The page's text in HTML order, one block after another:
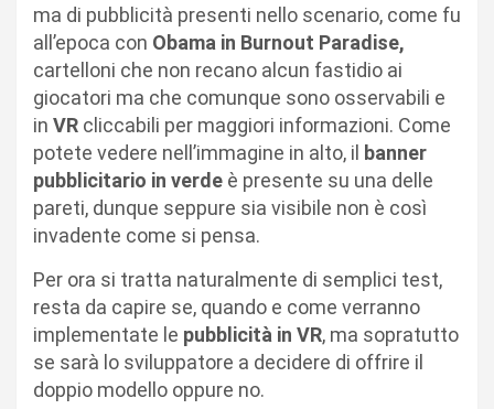
ma di pubblicità presenti nello scenario, come fu
all’epoca con Obama in Burnout Paradise,
cartelloni che non recano alcun fastidio ai
giocatori ma che comunque sono osservabili e
in VR cliccabili per maggiori informazioni. Come
potete vedere nell’immagine in alto, il banner
pubblicitario in verde è presente su una delle
pareti, dunque seppure sia visibile non è così
invadente come si pensa.
Per ora si tratta naturalmente di semplici test,
resta da capire se, quando e come verranno
implementate le pubblicità in VR, ma sopratutto
se sarà lo sviluppatore a decidere di offrire il
doppio modello oppure no.